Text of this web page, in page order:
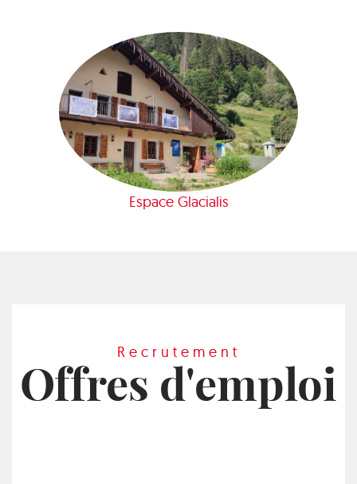
Espace Glacialis
Recrutement
Offres d'emploi